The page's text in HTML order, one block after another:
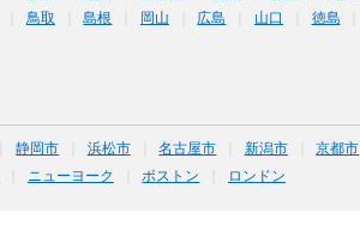
鳥取 島根 岡山 広島 山口 徳島
静岡市 浜松市 名古屋市 新潟市 京都市
ニューヨーク ボストン ロンドン